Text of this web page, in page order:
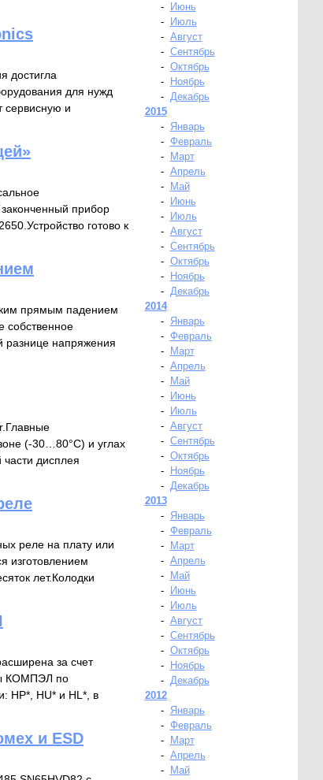
достигла
для нужд
сервисную и
прибор
готово к
прямым падением
собственное
разнице напряжения
(-30…80°C) и углах
дисплея
реле на плату или
изготовлением
лет.Колодки
за счет
КОМПЭЛ по
HP*, HU* и HL*, в
и ESD
-
Июнь
-
Июль
- Август
- Сентябрь
- Октябрь
-
Ноябрь
- Декабрь
2015
-
Январь
- Февраль
-
Март
- Апрель
-
Май
-
Июнь
-
Июль
- Август
- Сентябрь
- Октябрь
-
Ноябрь
- Декабрь
2014
-
Январь
- Февраль
-
Март
- Апрель
-
Май
-
Июнь
-
Июль
- Август
- Сентябрь
- Октябрь
-
Ноябрь
- Декабрь
2013
-
Январь
- Февраль
-
Март
- Апрель
-
Май
-
Июнь
-
Июль
- Август
- Сентябрь
- Октябрь
-
Ноябрь
- Декабрь
2012
-
Январь
- Февраль
-
Март
- Апрель
-
Май